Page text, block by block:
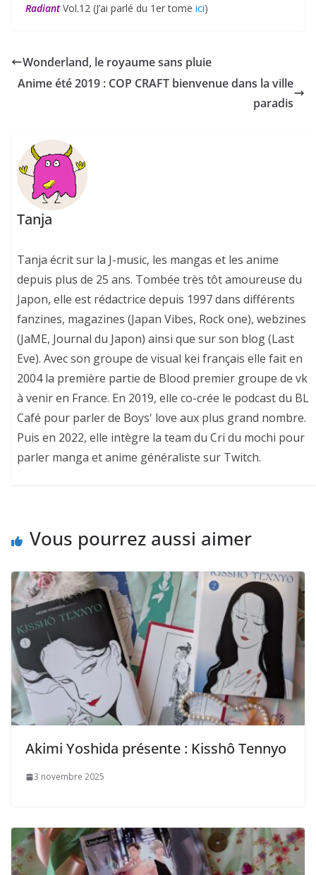
RadiantVol.12 (J’ai parlé du 1er tome ici)
Wonderland, le royaume sans pluie
Anime été 2019 : COP CRAFT bienvenue dans la ville
paradis
Tanja
Tanja écrit sur la J-music, les mangas et les anime
depuis plus de 25 ans. Tombée très tôt amoureuse du
Japon, elle est rédactrice depuis 1997 dans différents
fanzines, magazines (Japan Vibes, Rock one), webzines
(JaME, Journal du Japon) ainsi que sur son blog (Last
Eve). Avec son groupe de visual kei français elle fait en
2004 la première partie de Blood premier groupe de vk
à venir en France. En 2019, elle co-crée le podcast du BL
Café pour parler de Boys' love aux plus grand nombre.
Puis en 2022, elle intègre la team du Cri du mochi pour
parler manga et anime généraliste sur Twitch.
Vous pourrez aussi aimer
Akimi Yoshida présente : Kisshô Tennyo
3 novembre 2025